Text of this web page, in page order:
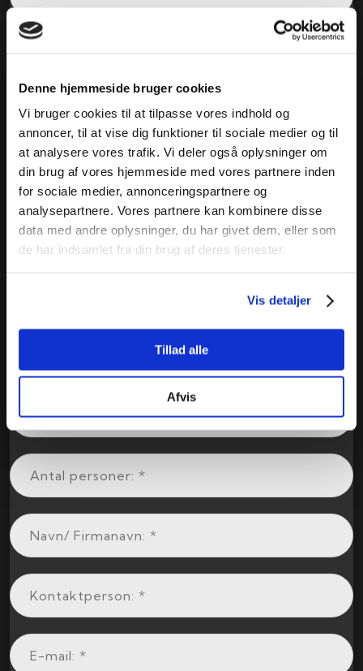
Denne hjemmeside bruger cookies
Vi bruger cookies til at tilpasse vores indhold og
annoncer, til at vise dig funktioner til sociale medier og til
at analysere vores trafik. Vi deler også oplysninger om
din brug af vores hjemmeside med vores partnere inden
for sociale medier, annonceringspartnere og
analysepartnere. Vores partnere kan kombinere disse
data med andre oplysninger, du har givet dem, eller som
de har indsamlet fra din brug af deres tjenester.
Vis detaljer
Tillad alle
Afvis